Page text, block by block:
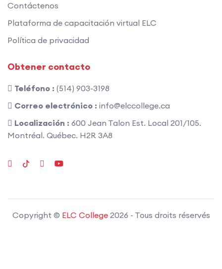
Contáctenos
Plataforma de capacitación virtual ELC
Política de privacidad
Obtener contacto
Teléfono : (514) 903-3198
Correo electrónico : info@elccollege.ca
Localización : 600 Jean Talon Est. Local 201/105.
Montréal. Québec. H2R 3A8
Copyright © ELC College 2026 - Tous droits réservés